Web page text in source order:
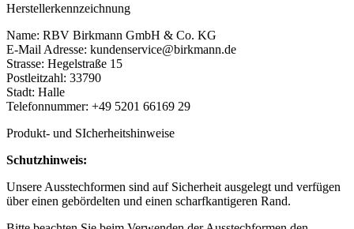
Herstellerkennzeichnung
Name: RBV Birkmann GmbH & Co. KG
E-Mail Adresse: kundenservice@birkmann.de
Strasse: Hegelstraße 15
Postleitzahl: 33790
Stadt: Halle
Telefonnummer: +49 5201 66169 29
Produkt- und SIcherheitshinweise
Schutzhinweis:
Unsere Ausstechformen sind auf Sicherheit ausgelegt und verfügen
über einen gebördelten und einen scharfkantigeren Rand.